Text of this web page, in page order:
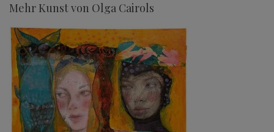
Mehr Kunst von Olga Cairols